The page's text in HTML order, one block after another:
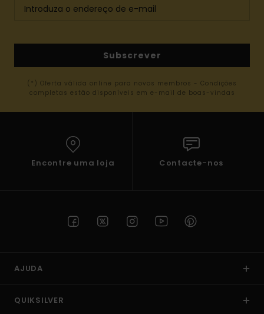
Subscrever
(*) Oferta válida online para novos membros - Condições
completas estão disponíveis em e-mail de boas-vindas
Encontre uma loja Contacte-nos
AJUDA
QUIKSILVER